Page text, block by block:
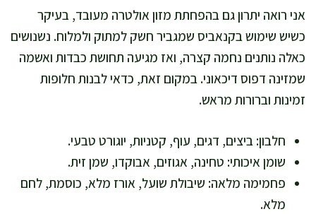
אני רואה יתרון גם בהפחתת מזון אולטרה מעובד, בעיקר
כשיש שימוש בקנאביס שמגביר חשק למתוק ולמלוח. נשנושים
כאלה נותנים נחמה קצרה, ואז מגיעה תחושת כבדות ואשמה
שמזינה דפוס דיכאוני. במקום זאת, כדאי לבנות חלופות
זמינות וברורות מראש.
חלבון: ביצים, דגים, עוף, קטניות, יוגורט טבעי.
שומן איכותי: טחינה, אגוזים, אבוקדו, שמן זית.
פחמימה מלאה: שיבולת שועל, אורז מלא, כוסמת, לחם
מלא.